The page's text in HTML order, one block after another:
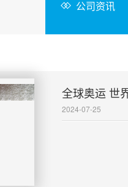
公司资讯
全球奥运 世
2024-07-25